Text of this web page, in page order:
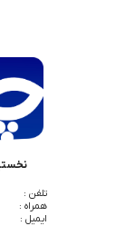
تلفن :
همراه :
ایمیل :